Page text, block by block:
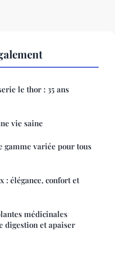
le thor : 35 ans
vie saine
gamme variée pour tous
: élégance, confort et
médicinales
digestion et apaiser